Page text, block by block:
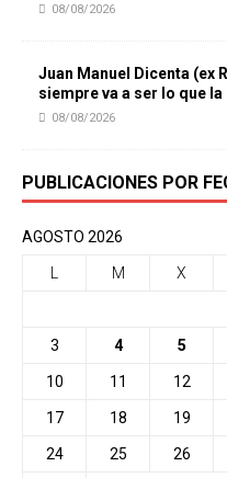
08/08/2026
Juan Manuel Dicenta (ex
siempre va a ser lo que
08/08/2026
PUBLICACIONES POR
AGOSTO 2026
M X
3 4 5
10 11 12
17 18 19
24 25 26